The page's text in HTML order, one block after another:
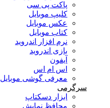
پاکت پی سی
کلیپ موبایل
عکس موبایل
کتاب موبایل
نرم افزار اندروید
بازی اندروید
آیفون
اس ام اس
معرفی گوشی موبایل
سرگرمی
ابزار دسکتاپ
محافظ نمایش